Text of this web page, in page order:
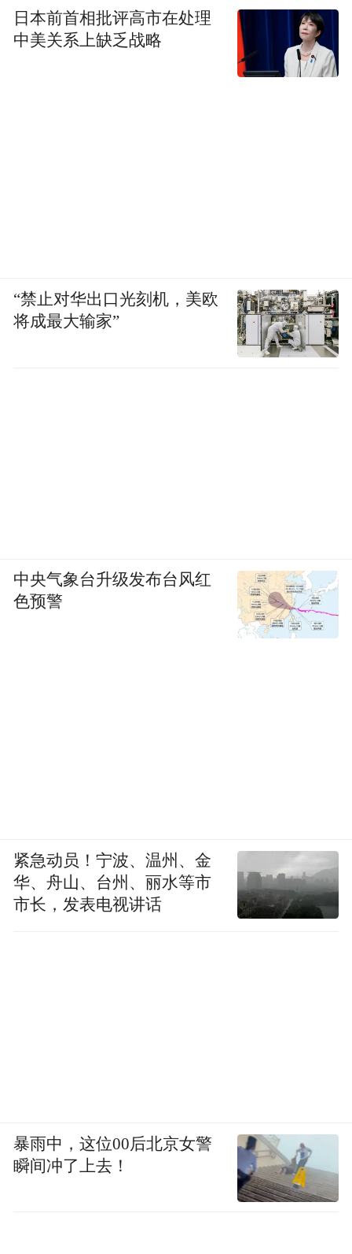
日本前首相批评高市在处理
中美关系上缺乏战略
“禁止对华出口光刻机，美欧
将成最大输家”
中央气象台升级发布台风红
色预警
紧急动员！宁波、温州、金
华、舟山、台州、丽水等市
市长，发表电视讲话
暴雨中，这位00后北京女警
瞬间冲了上去！